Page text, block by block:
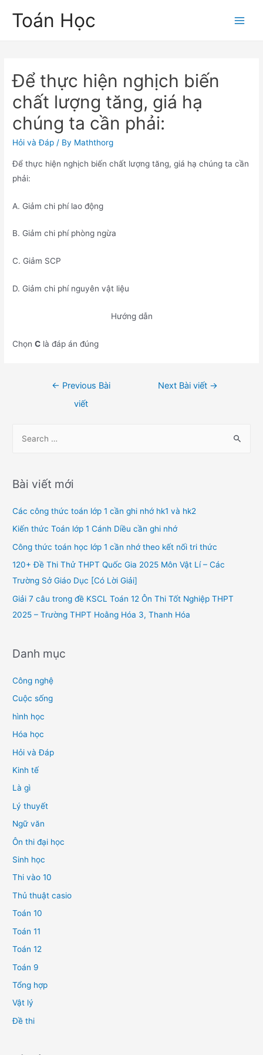
Toán Học
Để thực hiện nghịch biến
chất lượng tăng, giá hạ
chúng ta cần phải:
Hỏi và Đáp / By Maththorg
Để thực hiện nghịch biến chất lượng tăng, giá hạ chúng ta cần
phải:
A. Giảm chi phí lao động
B. Giảm chi phí phòng ngừa
C. Giảm SCP
D. Giảm chi phí nguyên vật liệu
Hướng dẫn
ChọnC là đáp án đúng
← Previous Bài
viết
Next Bài viết →
r
h
f
o
Bài viết mới
Các công thức toán lớp 1 cần ghi nhớ hk1 và hk2
Kiến thức Toán lớp 1 Cánh Diều cần ghi nhớ
Công thức toán học lớp 1 cần nhớ theo kết nối tri thức
120+ Đề Thi Thử THPT Quốc Gia 2025 Môn Vật Lí – Các
Trường Sở Giáo Dục [Có Lời Giải]
Giải 7 câu trong đề KSCL Toán 12 Ôn Thi Tốt Nghiệp THPT
2025 – Trường THPT Hoằng Hóa 3, Thanh Hóa
Danh mục
Công nghệ
Cuộc sống
hình học
Hóa học
Hỏi và Đáp
Kinh tế
Là gì
Lý thuyết
Ngữ văn
Ôn thi đại học
Sinh học
Thi vào 10
Thủ thuật casio
Toán 10
Toán 11
Toán 12
Toán 9
Tổng hợp
Vật lý
Đề thi